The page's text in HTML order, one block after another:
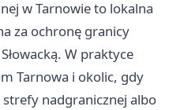
w Tarnowie to lokalna
za ochronę granicy
W praktyce
Tarnowa i okolic, gdy
nadgranicznej albo